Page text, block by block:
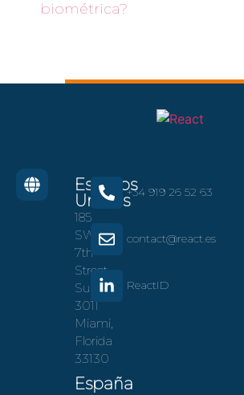
biométrica?
Estados
Unidos
185
SW
7th
Street
Suite
3011
Miami,
Florida
33130
España
+34 919 26 52 63
contact@react.es
ReactID